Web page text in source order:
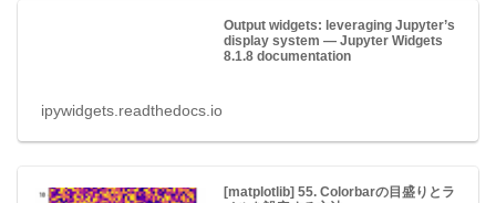
Output widgets: leveraging Jupyter’s
display system — Jupyter Widgets
8.1.8 documentation
ipywidgets.readthedocs.io
[matplotlib] 55. Colorbarの目盛りとラ